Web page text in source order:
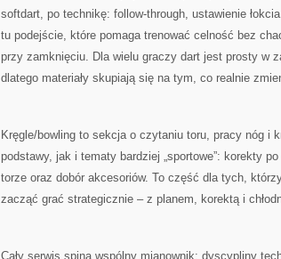
softdart, po technikę: follow-through, ustawienie
tu podejście, które pomaga trenować celność bez
przy zamknięciu. Dla wielu graczy dart jest prosty w
dlatego materiały skupiają się na tym, co realnie
Kręgle/bowling to sekcja o czytaniu toru, pracy nóg i
podstawy, jak i tematy bardziej „sportowe”: korekty
torze oraz dobór akcesoriów. To część dla tych,
zacząć grać strategicznie – z planem, korektą i
Cały serwis spina wspólny mianownik: dyscypliny